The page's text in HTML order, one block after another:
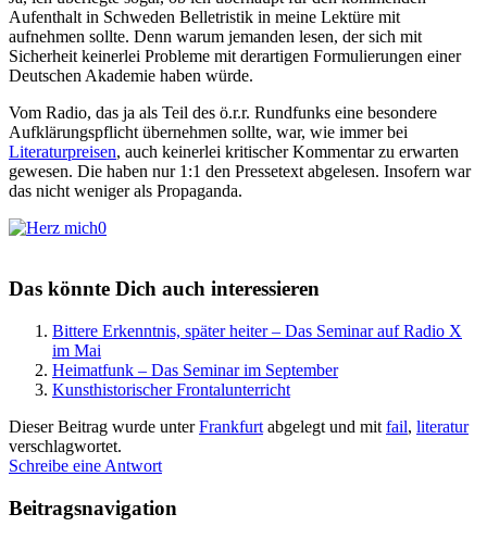
Aufenthalt in Schweden Belletristik in meine Lektüre mit
aufnehmen sollte. Denn warum jemanden lesen, der sich mit
Sicherheit keinerlei Probleme mit derartigen Formulierungen einer
Deutschen Akademie haben würde.
Vom Radio, das ja als Teil des ö.r.r. Rundfunks eine besondere
Aufklärungspflicht übernehmen sollte, war, wie immer bei
Literaturpreisen, auch keinerlei kritischer Kommentar zu erwarten
gewesen. Die haben nur 1:1 den Pressetext abgelesen. Insofern war
das nicht weniger als Propaganda.
0
Das könnte Dich auch interessieren
Bittere Erkenntnis, später heiter – Das Seminar auf Radio X
im Mai
Heimatfunk – Das Seminar im September
Kunsthistorischer Frontalunterricht
Dieser Beitrag wurde unterFrankfurt abgelegt und mit fail, literatur
verschlagwortet.
Schreibe eine Antwort
Beitragsnavigation